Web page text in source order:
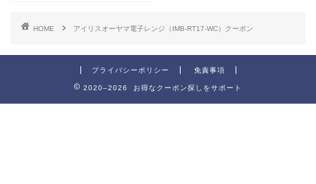
HOME アイリスオーヤマ電子レンジ（IMB-RT17-WC）クーポン
プライバシーポリシー 免責事項
2020–2026 お得なクーポン探しをサポート